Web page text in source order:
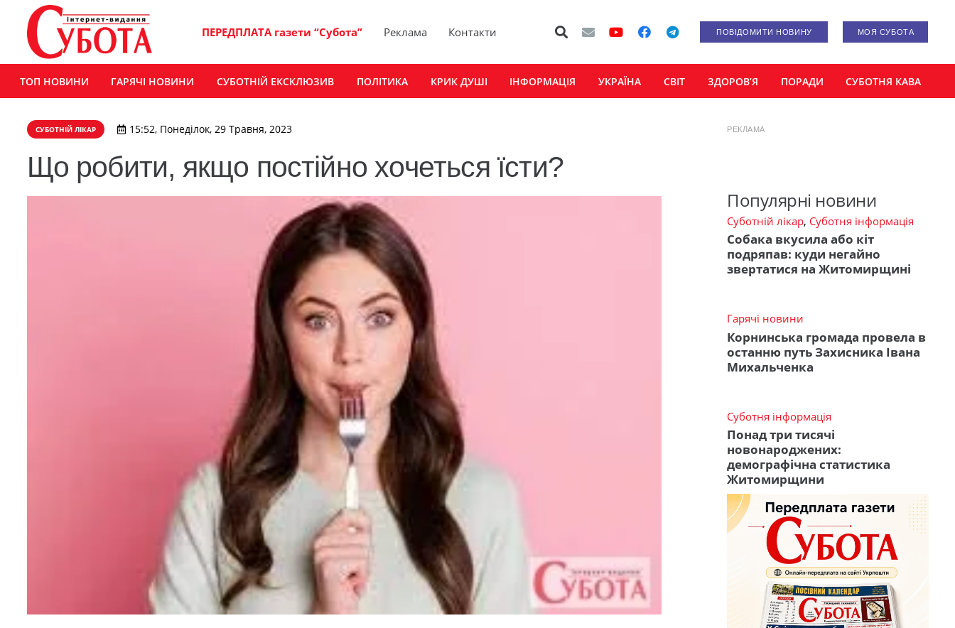
ПЕРЕДПЛАТА газети “Субота” Реклама Контакти ПОВІДОМИТИ НОВИНУ МОЯ СУБОТА
ТОП НОВИНИ ГАРЯЧІ НОВИНИ СУБОТНІЙ ЕКСКЛЮЗИВ ПОЛІТИКА КРИК ДУШІ ІНФОРМАЦІЯ УКРАЇНА СВІТ ЗДОРОВ’Я ПОРАДИ СУБОТНЯ КАВА
СУБОТНІЙ ЛІКАР 15:52, Понеділок, 29 Травня, 2023
Що робити, якщо постійно хочеться їсти?
РЕКЛАМА
Популярні новини
Суботній лікар, Суботня інформація
Собака вкусила або кіт
подряпав: куди негайно
звертатися на Житомирщині
Гарячі новини
Корнинська громада провела в
останню путь Захисника Івана
Михальченка
Суботня інформація
Понад три тисячі
новонароджених:
демографічна статистика
Житомирщини